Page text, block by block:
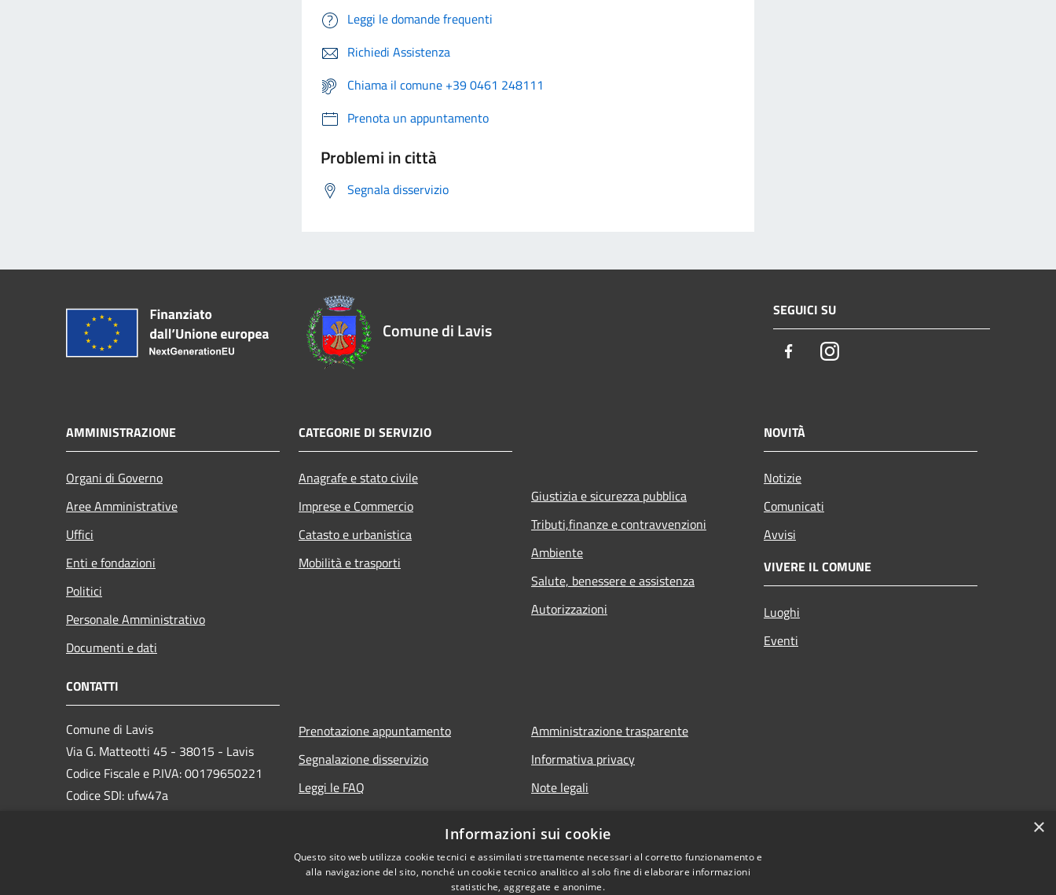
Leggi le domande frequenti
Richiedi Assistenza
Chiama il comune +39 0461 248111
Prenota un appuntamento
Problemi in città
Segnala disservizio
Comune di Lavis
SEGUICI SU
FacebookInstagram
AMMINISTRAZIONE
Organi di Governo
Aree Amministrative
Uffici
Enti e fondazioni
Politici
Personale Amministrativo
Documenti e dati
CATEGORIE DI SERVIZIO
Anagrafe e stato civile
Imprese e Commercio
Catasto e urbanistica
Mobilità e trasporti
Giustizia e sicurezza pubblica
Tributi,finanze e contravvenzioni
Ambiente
Salute, benessere e assistenza
Autorizzazioni
NOVITÀ
Notizie
Comunicati
Avvisi
VIVERE IL COMUNE
Luoghi
Eventi
CONTATTI
Comune di Lavis
Via G. Matteotti 45 - 38015 - Lavis
Codice Fiscale e P.IVA: 00179650221
Codice SDI: ufw47a
Prenotazione appuntamento
Segnalazione disservizio
Leggi le FAQ
Amministrazione trasparente
Informativa privacy
Note legali
Informative Privacy
×
Informazioni sui cookie
Questo sito web utilizza cookie tecnici e assimilati strettamente necessari al corretto funzionamento e
alla navigazione del sito, nonché un cookie tecnico analitico al solo fine di elaborare informazioni
statistiche, aggregate e anonime.